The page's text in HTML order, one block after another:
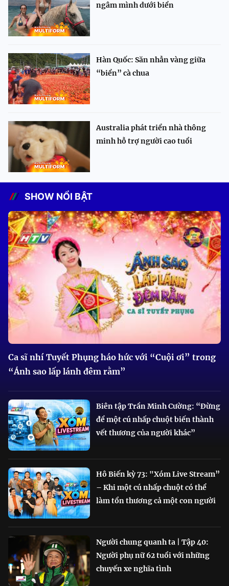
ngâm mình dưới biển
Hàn Quốc: Săn nhẫn vàng giữa
“biển” cà chua
Australia phát triển nhà thông
minh hỗ trợ người cao tuổi
SHOW NỔI BẬT
Ca sĩ nhí Tuyết Phụng háo hức với “Cuội ơi” trong
“Ánh sao lấp lánh đêm rằm”
Biên tập Trần Minh Cường: “Đừng
để một cú nhấp chuột biến thành
vết thương của người khác”
Hô Biến kỳ 73: "Xóm Live Stream”
– Khi một cú nhấp chuột có thể
làm tổn thương cả một con người
Người chung quanh ta | Tập 40:
Người phụ nữ 62 tuổi với những
chuyến xe nghĩa tình